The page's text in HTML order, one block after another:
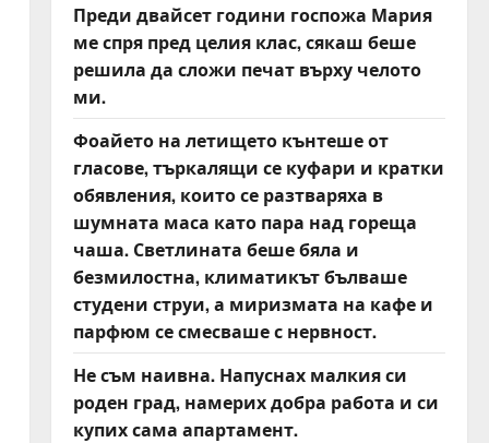
Преди двайсет години госпожа Мария
ме спря пред целия клас, сякаш беше
решила да сложи печат върху челото
ми.
Фоайето на летището кънтеше от
гласове, търкалящи се куфари и кратки
обявления, които се разтваряха в
шумната маса като пара над гореща
чаша. Светлината беше бяла и
безмилостна, климатикът бълваше
студени струи, а миризмата на кафе и
парфюм се смесваше с нервност.
Не съм наивна. Напуснах малкия си
роден град, намерих добра работа и си
купих сама апартамент.